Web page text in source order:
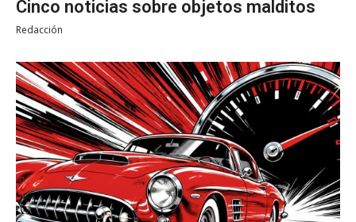
Cinco noticias sobre objetos malditos
Redacción